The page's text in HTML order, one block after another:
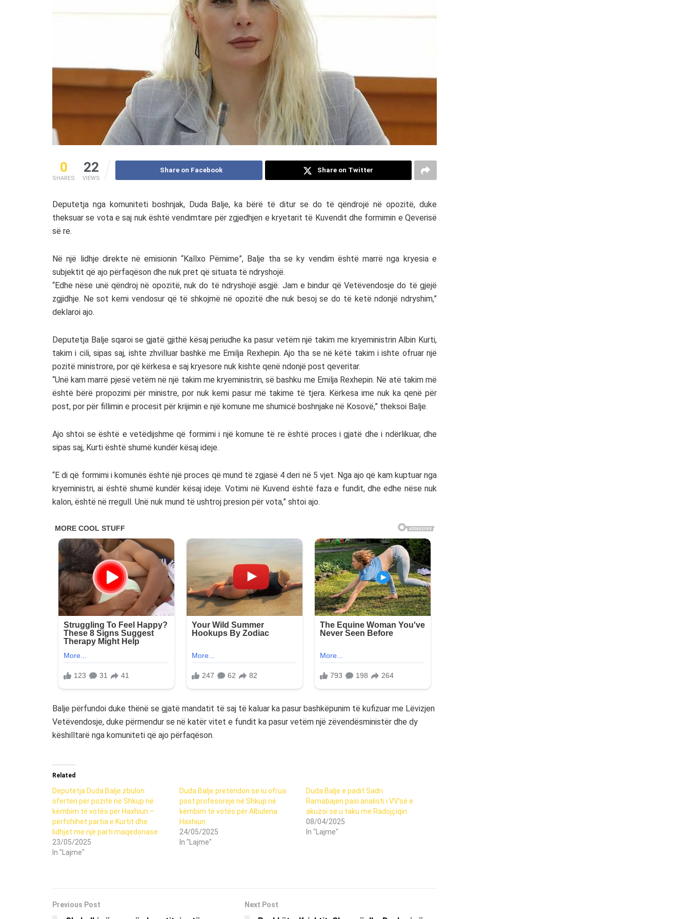
0
SHARES
22
VIEWS
Share on Facebook Share on Twitter
Deputetja nga komuniteti boshnjak, Duda Balje, ka bërë të ditur se do të qëndrojë në opozitë, duke
theksuar se vota e saj nuk është vendimtare për zgjedhjen e kryetarit të Kuvendit dhe formimin e Qeverisë
së re.
Në një lidhje direkte në emisionin “Kallxo Përnime”, Balje tha se ky vendim është marrë nga kryesia e
subjektit që ajo përfaqëson dhe nuk pret që situata të ndryshojë.
“Edhe nëse unë qëndroj në opozitë, nuk do të ndryshojë asgjë. Jam e bindur që Vetëvendosje do të gjejë
zgjidhje. Ne sot kemi vendosur që të shkojmë në opozitë dhe nuk besoj se do të ketë ndonjë ndryshim,”
deklaroi ajo.
Deputetja Balje sqaroi se gjatë gjithë kësaj periudhe ka pasur vetëm një takim me kryeministrin Albin Kurti,
takim i cili, sipas saj, ishte zhvilluar bashkë me Emilja Rexhepin. Ajo tha se në këtë takim i ishte ofruar një
pozitë ministrore, por që kërkesa e saj kryesore nuk kishte qenë ndonjë post qeveritar.
“Unë kam marrë pjesë vetëm në një takim me kryeministrin, së bashku me Emilja Rexhepin. Në atë takim më
është bërë propozimi për ministre, por nuk kemi pasur më takime të tjera. Kërkesa ime nuk ka qenë për
post, por për fillimin e procesit për krijimin e një komune me shumicë boshnjake në Kosovë,” theksoi Balje.
Ajo shtoi se është e vetëdijshme që formimi i një komune të re është proces i gjatë dhe i ndërlikuar, dhe
sipas saj, Kurti është shumë kundër kësaj ideje.
“E di që formimi i komunës është një proces që mund të zgjasë 4 deri në 5 vjet. Nga ajo që kam kuptuar nga
kryeministri, ai është shumë kundër kësaj ideje. Votimi në Kuvend është faza e fundit, dhe edhe nëse nuk
kalon, është në rregull. Unë nuk mund të ushtroj presion për vota,” shtoi ajo.
Balje përfundoi duke thënë se gjatë mandatit të saj të kaluar ka pasur bashkëpunim të kufizuar me Lëvizjen
Vetëvendosje, duke përmendur se në katër vitet e fundit ka pasur vetëm një zëvendësministër dhe dy
këshilltarë nga komuniteti që ajo përfaqëson.
Related
Deputetja Duda Balje zbulon
ofertën për pozitë në Shkup në
këmbim të votës për Haxhiun –
përfshihet partia e Kurtit dhe
lidhjet me një parti maqedonase
23/05/2025
In "Lajme"
Duda Balje pretendon se iu ofrua
post profesoreje në Shkup në
këmbim të votës për Albulena
Haxhiun
24/05/2025
In "Lajme"
Duda Balje e padit Sadri
Ramabajen pasi analisti i VV’së e
akuzoi se u taku me Radojçiqin
08/04/2025
In "Lajme"
Previous Post Next Post